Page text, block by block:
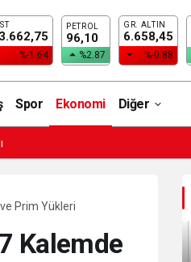
%-1.64
PETROL
96,10
%2.87
GR. ALTIN
6.658,45
%-0.88
Spor Ekonomi Diğer
Prim Yükleri
Kalemde